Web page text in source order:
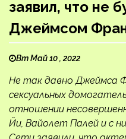
заявил, что не
Джеймсом
Вт Май 10 , 2022
Не так давно Джеймса
сексуальных
отношении
Йи, Вайолет Палей и с